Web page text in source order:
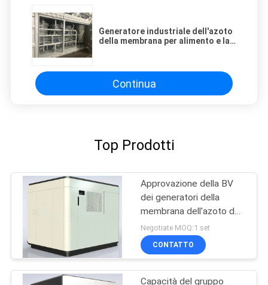
Generatore industriale dell'azoto
della membrana per alimento e la
Continua
Top Prodotti
Approvazione della BV
dei generatori della
membrana dell'azoto del
sistema della
generazione dell'azoto
Negotiate MOQ:1 set
CONTATTO
Capacità del gruppo